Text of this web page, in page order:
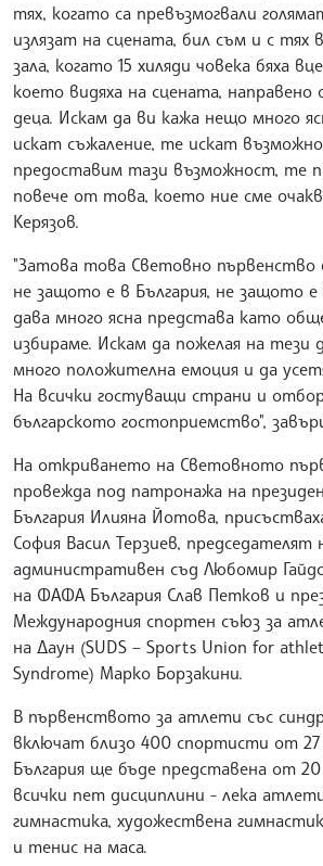
тях, когато са превъзмогвали
излязат на сцената, бил съм и с тях
зала, когато 15 хиляди човека бяха
което видяха на сцената,
деца. Искам да ви кажа нещо много
искат съжаление, те искат
предоставим тази възможност, те
повече от това, което ние сме
Керязов.
"Затова това Световно първенство
не защото е в България, не защото
дава много ясна представа като
избираме. Искам да пожелая на тези
много положителна емоция и да
На всички гостуващи страни и
българското гостоприемство",
На откриването на Световното
провежда под патронажа на
България Илияна Йотова,
София Васил Терзиев, председателят
административен съд Любомир
на ФАФА България Слав Петков и
Международния спортен съюз за
на Даун (SUDS – Sports Union for
Syndrome) Марко Борзакини.
В първенството за атлети със
включат близо 400 спортисти от
България ще бъде представена от
всички пет дисциплини - лека
гимнастика, художествена
и тенис на маса.